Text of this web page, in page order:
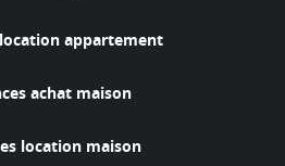
appartement
achat maison
location maison